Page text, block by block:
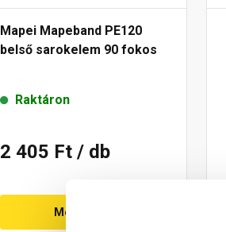
Mapei Mapeband PE120
belső sarokelem 90 fokos
Raktáron
2 405 Ft / db
Megnézem